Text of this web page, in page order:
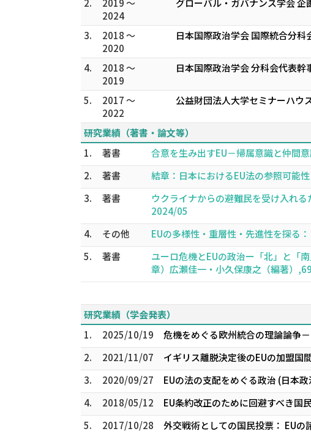
2.
2019 ～
2024
グローバル・ガバナンス学会
3.
2018 ～
2020
日本国際政治学会 国際統合分科
4.
2018 ～
2019
日本国際政治学会 分科会代表幹
5.
2017 ～
2022
公益財団法人大学セミナーハウ
研究業績（著書・論文等）
1.
著書
合意を生み出すEU－帰属意識と仲間
2.
著書
結章：日本におけるEU法の参照可能
3.
著書
ウクライナからの避難民を受け入れ
2024/05
4.
その他
EUの多様性・重層性・先進性を探る
5.
著書
ユーロ危機とEUの政治ー「北」と「
章）広瀬佳一・小久保康之（編著）
研究業績（学会発表）
1.
2025/10/19
危機をめぐる欧州統合の理論論争
2.
2021/11/07
イギリス離脱決定後のEUの加盟国
3.
2020/09/27
EUの法の支配をめぐる政治 (日本
4.
2018/05/12
EU条約改正のために回避すべき
5.
2017/10/28 外交戦術としての国民投票： EU